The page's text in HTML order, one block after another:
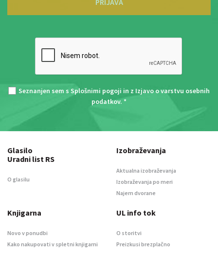
Seznanjen sem s Splošnimi pogoji in z Izjavo o varstvu osebnih
podatkov. *
Glasilo
Uradni list RS
O glasilu
Izobraževanja
Aktualna izobraževanja
Izobraževanja po meri
Najem dvorane
Knjigarna
Novo v ponudbi
Kako nakupovati v spletni knjigarni
UL info tok
O storitvi
Preizkusi brezplačno